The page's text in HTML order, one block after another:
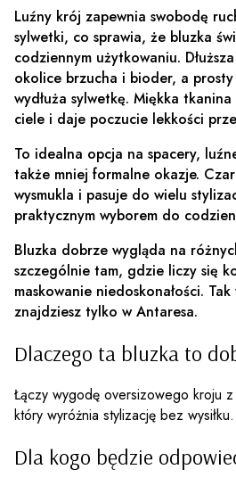
Luźny krój zapewnia swobodę
sylwetki, co sprawia, że bluzka
codziennym użytkowaniu.
okolice brzucha i bioder, a
wydłuża sylwetkę. Miękka
ciele i daje poczucie lekkości
To idealna opcja na spacery,
także mniej formalne okazje.
wysmukla i pasuje do wielu
praktycznym wyborem do
Bluzka dobrze wygląda na
szczególnie tam, gdzie liczy się
maskowanie niedoskonałości.
znajdziesz tylko w Antaresa.
Dlaczego ta bluzka to
Łączy wygodę oversizowego kroju z
który wyróżnia stylizację bez wysiłku.
Dla kogo będzie